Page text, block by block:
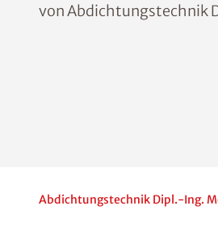
von Abdichtungstechnik
Abdichtungstechnik Dipl.-Ing.